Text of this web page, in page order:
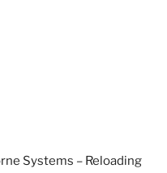
Systems – Reloading